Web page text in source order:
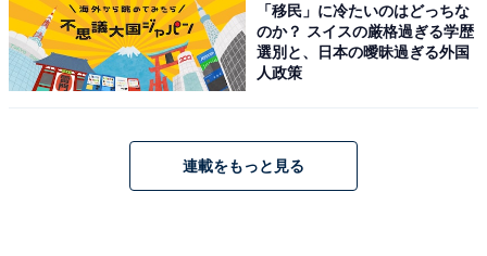
「移民」に冷たいのはどっちな
のか？ スイスの厳格過ぎる学歴
選別と、日本の曖昧過ぎる外国
人政策
連載をもっと見る